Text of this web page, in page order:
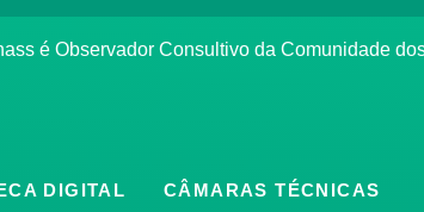
é Observador Consultivo da Comunidade
DIGITAL CÂMARAS TÉCNICAS